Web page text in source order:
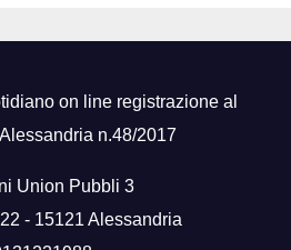
on line registrazione al
n.48/2017
Union Pubbli 3
- 15121 Alessandria